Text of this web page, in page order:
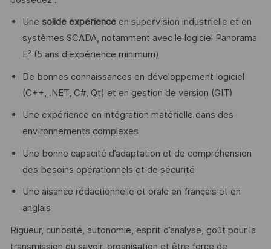
Une solide expérienceen supervision industrielle et en
systèmes SCADA, notamment avec le logiciel Panorama
E² (5 ans d'expérience minimum)
De bonnes connaissances en développement logiciel
(C++, .NET, C#, Qt) et en gestion de version (GIT)
Une expérience en intégration matérielle dans des
environnements complexes
Une bonne capacité d’adaptation et de compréhension
des besoins opérationnels et de sécurité
Une aisance rédactionnelle et orale en français et en
anglais
Rigueur, curiosité, autonomie, esprit d’analyse, goût pour la